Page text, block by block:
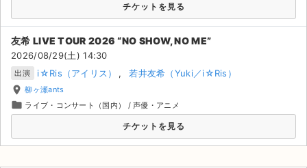
チケットを見る
友希 LIVE TOUR 2026 “NO SHOW, NO ME”
2026/08/29(土) 14:30
出演 i☆Ris（アイリス） 若井友希（Yuki／i☆Ris）
place 柳ヶ瀬ants
folder ライブ・コンサート（国内） / 声優・アニメ
チケットを見る